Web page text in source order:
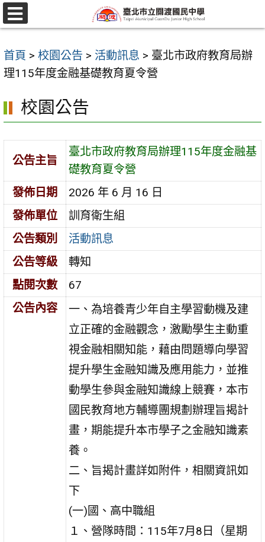
跳
至
要
內
區
選
單
首頁 > 校園公告 > 活動訊息 > 臺北市政府教育局辦
理115年度金融基礎教育夏令營
校園公告
公告主旨
臺北市政府教育局辦理115年度金融基
礎教育夏令營
發佈日期
2026 年 6 月 16 日
發佈單位
訓育衛生組
公告類別
活動訊息
公告等級
轉知
點閱次數
67
公告內容
一、為培養青少年自主學習動機及建
立正確的金融觀念，激勵學生主動重
視金融相關知能，藉由問題導向學習
提升學生金融知識及應用能力，並推
動學生參與金融知識線上競賽，本市
國民教育地方輔導團規劃辦理旨揭計
畫，期能提升本市學子之金融知識素
養。
二、旨揭計畫詳如附件，相關資訊如
下
(一)國、高中職組
１、營隊時間：115年7月8日（星期